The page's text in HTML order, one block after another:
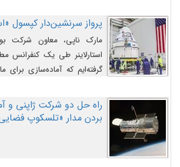
پرواز سرنشین‌دار کپسول
مارک ناپی، معاون شرکت
استارلاینر طی یک کنفرانس
گرفته‌ایم که آماده‌سازی برای
اصلاح کنیم.
راه حل دو شرکت ژاپنی و
بردن مدار «تلسکوپ